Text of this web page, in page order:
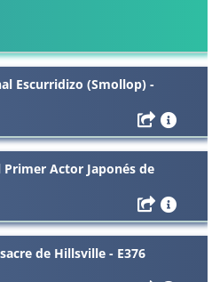
Escurridizo (Smollop) -
Primer Actor Japonés de
de Hillsville - E376